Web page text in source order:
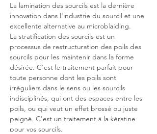
La lamination des sourcils est la dernière
innovation dans l'industrie du sourcil et une
excellente alternative au microblaiding.
La stratification des sourcils est un
processus de restructuration des poils des
sourcils pour les maintenir dans la forme
désirée. C'est le traitement parfait pour
toute personne dont les poils sont
irréguliers dans le sens ou les sourcils
indisciplinés, qui ont des espaces entre les
poils, ou qui veut un effet brossé ou juste
peigné. C'est un traitement à la kératine
pour vos sourcils.